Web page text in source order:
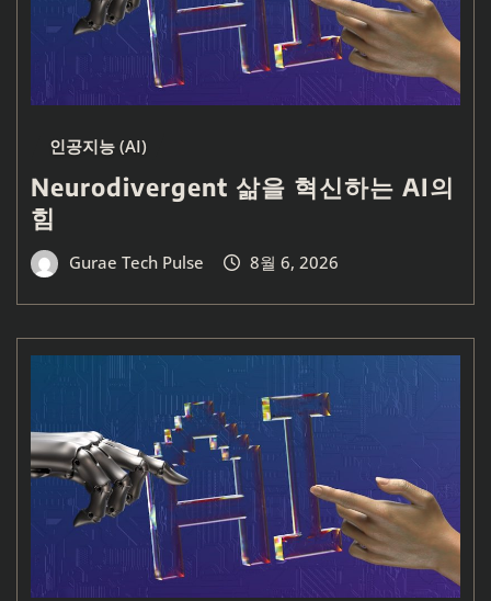
인공지능 (AI)
Neurodivergent 삶을 혁신하는 AI의
힘
Gurae Tech Pulse 8월 6, 2026